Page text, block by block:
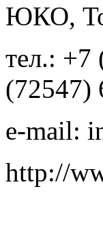
ЮКО,
тел.: +7
(72547)
e-mail:
http://